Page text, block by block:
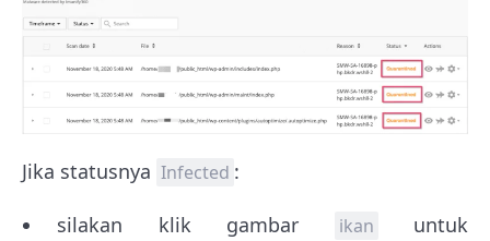
Jika statusnya Infected :
silakan klik gambar ikan
untuk